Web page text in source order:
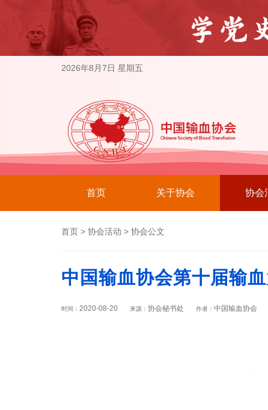
2026年8月7日 星期五
首页 关于协会 协会
首页 > 协会活动 > 协会公文
中国输血协会第十届输
时间： 2020-08-20 来源： 协会秘书处 作者： 中国输血协会